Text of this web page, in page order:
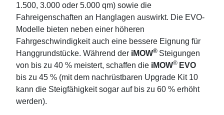
1.500, 3.000 oder 5.000 qm) sowie die
Fahreigenschaften an Hanglagen auswirkt. Die EVO-
Modelle bieten neben einer höheren
Fahrgeschwindigkeit auch eine bessere Eignung für
Hanggrundstücke. Während der iMOW® Steigungen
von bis zu 40 % meistert, schaffen die iMOW® EVO
bis zu 45 % (mit dem nachrüstbaren Upgrade Kit 10
kann die Steigfähigkeit sogar auf bis zu 60 % erhöht
werden).